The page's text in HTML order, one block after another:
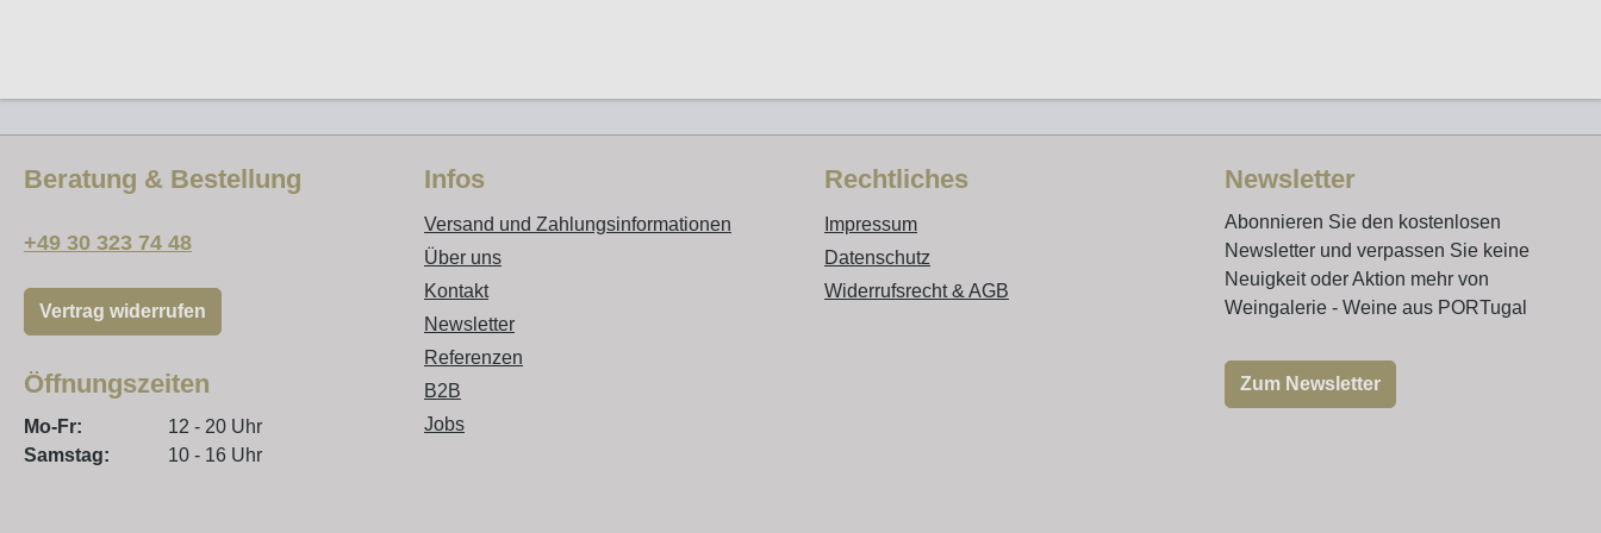
Beratung & Bestellung
+49 30 323 74 48
Vertrag widerrufen
Öffnungszeiten
Mo-Fr:
12 - 20 Uhr
Samstag:
10 - 16 Uhr
Infos
Versand und Zahlungsinformationen
Über uns
Kontakt
Newsletter
Referenzen
B2B
Jobs
Rechtliches
Impressum
Datenschutz
Widerrufsrecht & AGB
Newsletter
Abonnieren Sie den kostenlosen
Newsletter und verpassen Sie keine
Neuigkeit oder Aktion mehr von
Weingalerie - Weine aus PORTugal
Zum Newsletter